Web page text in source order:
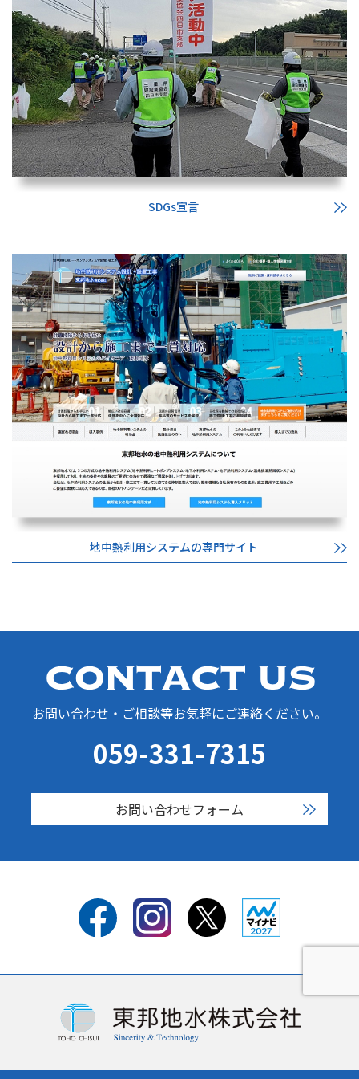
SDGs宣言
地中熱利用システムの専門サイト
お問い合わせ・ご相談等お気軽にご連絡ください。
059-331-7315
お問い合わせフォーム